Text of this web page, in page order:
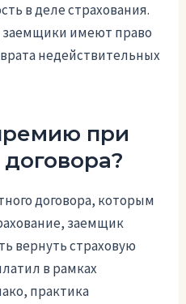
в деле страхования.
имеют право
недействительных
при
договора, которым
заемщик
вернуть страховую
в рамках
практика